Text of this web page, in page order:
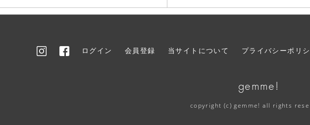
ログイン 会員登録 当サイトについて プライバシーポリ
gemme!
copyright (c) gemme! all rights